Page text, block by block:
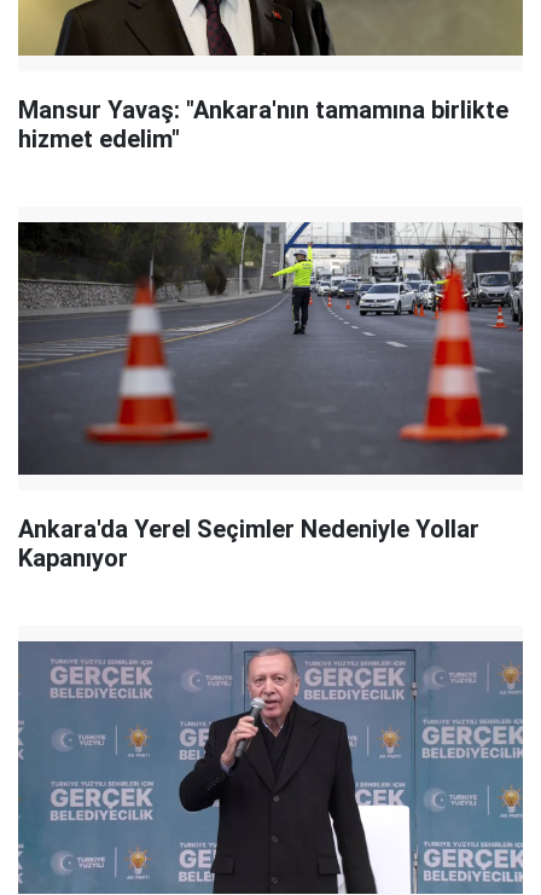
Mansur Yavaş: "Ankara'nın tamamına birlikte
hizmet edelim"
Ankara'da Yerel Seçimler Nedeniyle Yollar
Kapanıyor